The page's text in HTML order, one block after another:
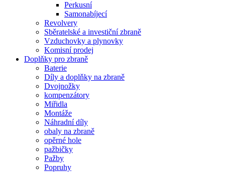
Perkusní
Samonabíjecí
Revolvery
Sběratelské a investiční zbraně
Vzduchovky a plynovky
Komisní prodej
Doplňky pro zbraně
Baterie
Díly a doplňky na zbraně
Dvojnožky
kompenzátory
Miřidla
Montáže
Náhradní díly
obaly na zbraně
opěrné hole
pažbičky
Pažby
Popruhy